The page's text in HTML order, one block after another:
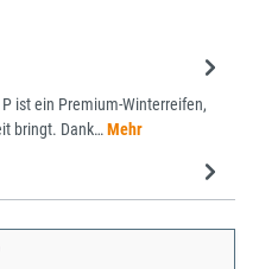
ist ein Premium-Winterreifen,
bringt. Dank…Mehr